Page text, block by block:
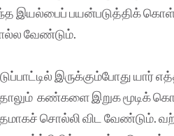
இயல்பைப் பயன்படுத்திக்
வேண்டும்.
இருக்கும்போது யார்
கண்களை இறுக மூடிக்
சொல்லி விட வேண்டும்.